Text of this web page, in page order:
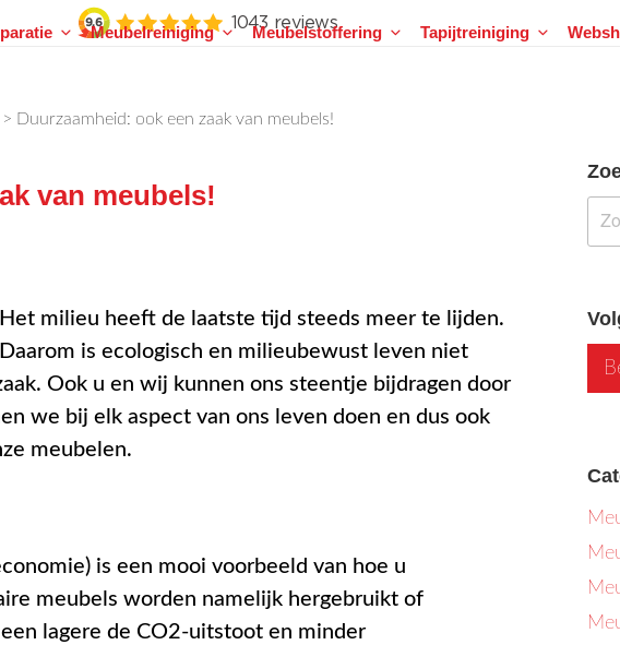
Meubelreiniging Meubelstoffering Tapijtreiniging
> Duurzaamheid: ook een zaak van meubels!
van meubels!
Het milieu heeft de laatste tijd steeds meer te lijden.
Daarom is ecologisch en milieubewust leven niet
Ook u en wij kunnen ons steentje bijdragen door
we bij elk aspect van ons leven doen en dus ook
meubelen.
is een mooi voorbeeld van hoe u
meubels worden namelijk hergebruikt of
lagere de CO2-uitstoot en minder